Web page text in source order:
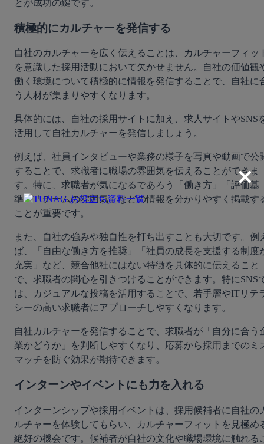
とが成功の鍵です。
積極的にカルチャーを発信する
自社のカルチャーを広く伝えることは、カルチャーフィッ
を意識した採用活動において欠かせません。自社の価値観
働く環境について積極的に情報を発信することで、自社に
う人材が集まりやすくなります。
具体的には、自社の採用サイトに加え、求人サイトやSNS
活用して自社カルチャーを発信しましょう。
例えば、社員インタビューや業務の様子を写真や動画で公
することで、求職者に職場の雰囲気を伝えることができま
す。特に、求職者が気になるであろう「働き方」「評価基
準」「チームの雰囲気」などの情報を分かりやすく掲載す
ことが重要です。
また、自社の強みや独自性を打ち出すことも大切です。例
ば、「自由な働き方を推奨」「社員の成長を支援する制度
充実」など、競合他社にはない特徴を具体的に伝えること
で、求職者の関心を引きつけることができます。特にSNS
は、カジュアルな投稿を活用することで、若手層やITリテ
シーの高い求職者にアプローチしやすくなります。
自社カルチャーを発信することで、求職者が「自分に合う
業かどうか」を判断しやすくなり、応募から採用までのミ
マッチを防ぐ効果が期待できます。
インターンやイベントにも力を入れる
インターンシップや採用イベントは、採用候補者に自社の
ルチャーを体験してもらい、カルチャーフィットを見極め
絶好の機会です。候補者が自社の文化や職場環境に触れる